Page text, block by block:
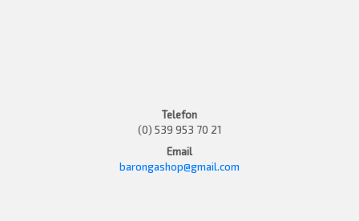
Telefon
(0) 539 953 70 21
Email
barongashop@gmail.com